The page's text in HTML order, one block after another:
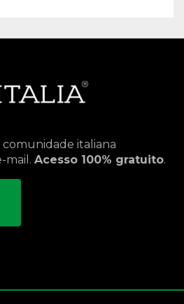
comunidade italiana
mail. Acesso 100% gratuito.